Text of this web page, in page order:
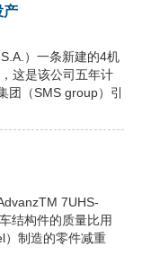
产
）一条新建的4机
这是该公司五年计
团（SMS group）引
7UHS-
结构件的质量比用
制造的零件减重